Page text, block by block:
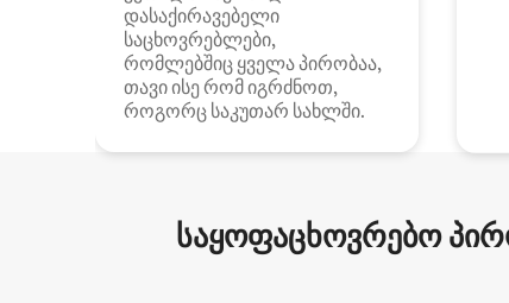
დასაქირავებელი
საცხოვრებლები,
რომლებშიც ყველა პირობაა,
თავი ისე რომ იგრძნოთ,
როგორც საკუთარ სახლში.
საყოფაცხოვრებო